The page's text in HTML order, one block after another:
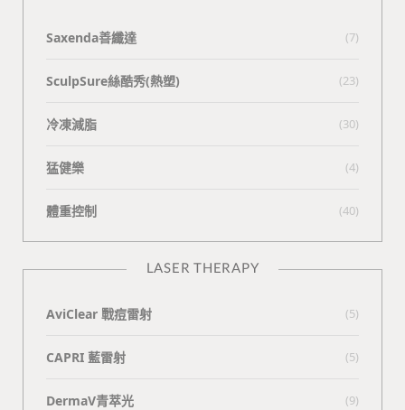
Saxenda善纖達 (7)
SculpSure絲酷秀(熱塑) (23)
冷凍減脂 (30)
猛健樂 (4)
體重控制 (40)
LASER THERAPY
AviClear 戰痘雷射 (5)
CAPRI 藍雷射 (5)
DermaV青萃光 (9)